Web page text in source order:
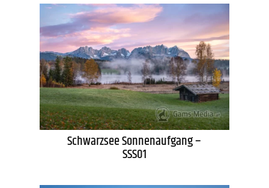
Schwarzsee Sonnenaufgang –
SSS01